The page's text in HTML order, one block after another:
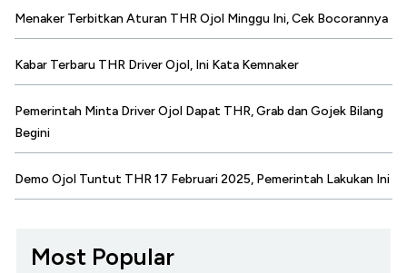
Menaker Terbitkan Aturan THR Ojol Minggu Ini, Cek Bocorannya
Kabar Terbaru THR Driver Ojol, Ini Kata Kemnaker
Pemerintah Minta Driver Ojol Dapat THR, Grab dan Gojek Bilang
Begini
Demo Ojol Tuntut THR 17 Februari 2025, Pemerintah Lakukan Ini
Most Popular